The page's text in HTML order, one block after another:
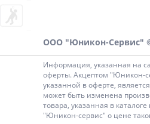
ООО "Юникон-Сервис" ©
Информация, указанная на
оферты. Акцептом "Юникон-
указанной в оферте,
может быть изменена
товара, указанная в
"Юникон-сервис" о цене